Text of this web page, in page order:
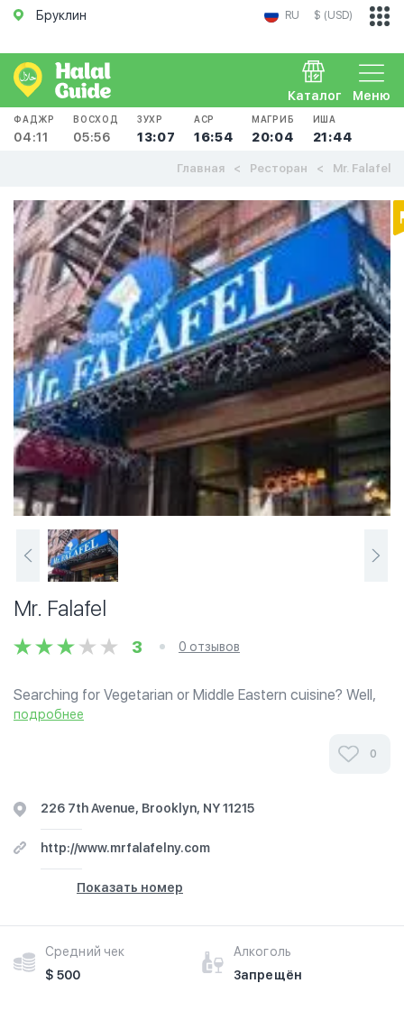
Бруклин RU $ (USD)
Меню
Каталог
ФАДЖР
04:11
ВОСХОД
05:56
ЗУХР
13:07
АСР
16:54
МАГРИБ
20:04
ИША
21:44
Главная Ресторан Mr. Falafel
Mr. Falafel
3 0 отзывов
Searching for Vegetarian or Middle Eastern cuisine? Well,
you will find it all right here at Mr. Falafel Restaurant in
подробнее
0
226 7th Avenue, Brooklyn, NY 11215
http://www.mrfalafelny.com
Показать номер
Средний чек
$ 500
Алкоголь
Запрещён